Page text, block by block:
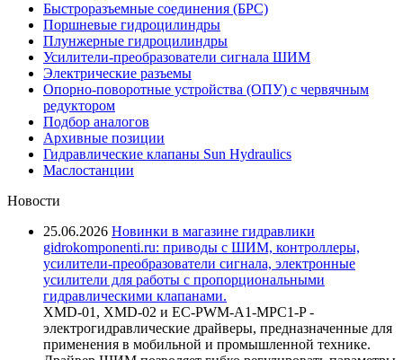
Быстроразъемные соединения (БРС)
Поршневые гидроцилиндры
Плунжерные гидроцилиндры
Усилители-преобразователи сигнала ШИМ
Электрические разъемы
Опорно-поворотные устройства (ОПУ) с червячным
редуктором
Подбор аналогов
Архивные позиции
Гидравлические клапаны Sun Hydraulics
Маслостанции
Новости
25.06.2026 Новинки в магазине гидравлики
gidrokomponenti.ru: приводы с ШИМ, контроллеры,
усилители-преобразователи сигнала, электронные
усилители для работы с пропорциональными
гидравлическими клапанами.
XMD-01, XMD-02 и EC-PWM-A1-MPC1-P -
электрогидравлические драйверы, предназначенные для
применения в мобильной и промышленной технике.